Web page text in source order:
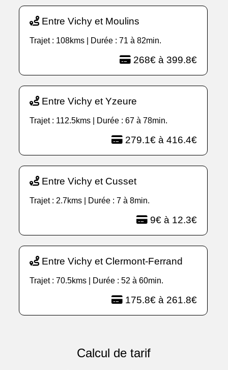
Entre Vichy et Moulins
Trajet : 108kms | Durée : 71 à 82min.
268€ à 399.8€
Entre Vichy et Yzeure
Trajet : 112.5kms | Durée : 67 à 78min.
279.1€ à 416.4€
Entre Vichy et Cusset
Trajet : 2.7kms | Durée : 7 à 8min.
9€ à 12.3€
Entre Vichy et Clermont-Ferrand
Trajet : 70.5kms | Durée : 52 à 60min.
175.8€ à 261.8€
Calcul de tarif